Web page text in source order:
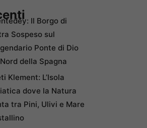
Il Borgo di
Sospeso sul
Ponte di Dio
della Spagna
Klement: L’Isola
dove la Natura
tra Pini, Ulivi e Mare